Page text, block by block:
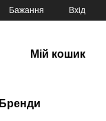
Бажання Вхід
Мій кошик
Бренди